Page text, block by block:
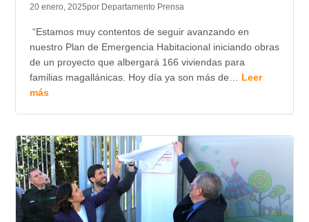
20 enero, 2025por Departamento Prensa
“Estamos muy contentos de seguir avanzando en
nuestro Plan de Emergencia Habitacional iniciando obras
de un proyecto que albergará 166 viviendas para
familias magallánicas. Hoy día ya son más de… Leer
más